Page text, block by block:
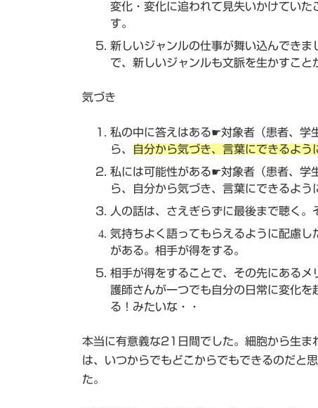
変化・変化に追われて見失いかけてい
す。
新しいジャンルの仕事が舞い込んできま
で、新しいジャンルも文脈を生かすこと
気づき
私の中に答えはある☛対象者（患者、学
ら、
自分から気づき、言葉にできるよう
私には可能性がある☛対象者（患者、学
ら、自分から気づき、言葉にできるよう
人の話は、さえぎらずに最後まで聴く。
気持ちよく語ってもらえるように配慮
がある。相手が得をする。
相手が得をすることで、その先にある
護師さんが一つでも自分の日常に変化
る！みたいな・・
本当に有意義な21日間でした。細胞から生ま
は、いつからでもどこからでもできるのだと
た。